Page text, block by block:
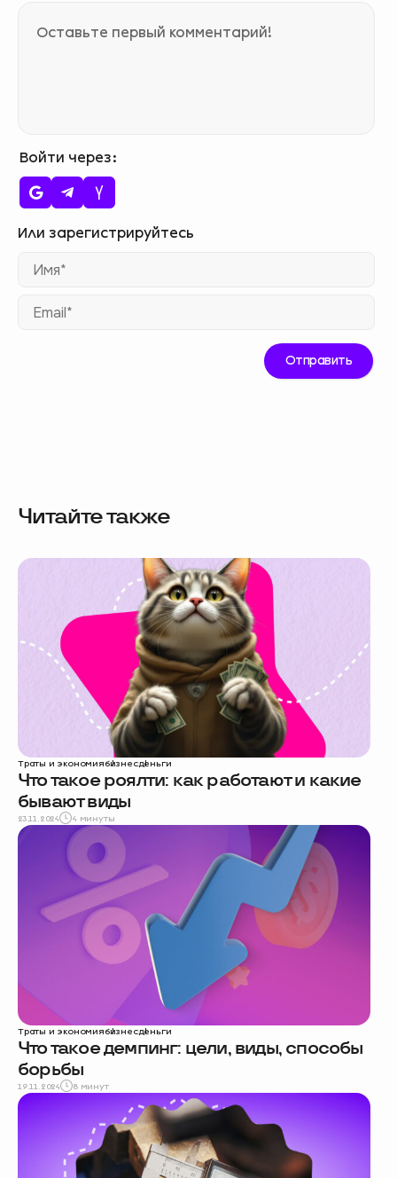
Войти через
Читайте также
Траты и экономиябизнесденьги
Что такое роялти: как работают и какие
бывают виды
23.11.2024 4 минуты
Траты и экономиябизнесденьги
Что такое демпинг: цели, виды, способы
борьбы
19.11.2024 8 минут